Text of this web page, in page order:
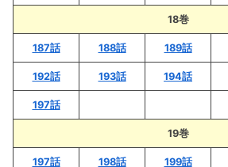
18巻
187話 188話 189話
192話 193話 194話
197話
19巻
197話 198話 199話